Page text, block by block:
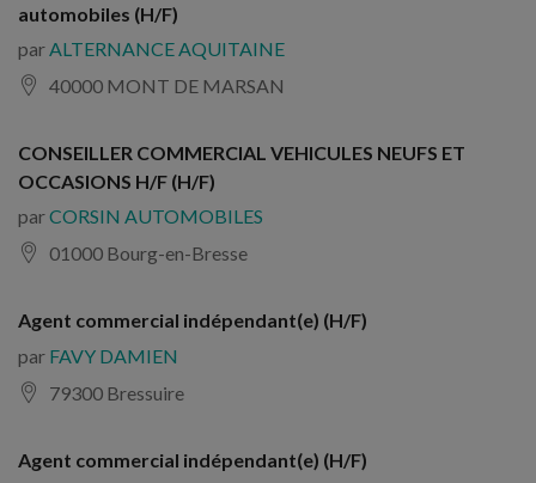
automobiles (H/F)
parALTERNANCE AQUITAINE
40000 MONT DE MARSAN
CONSEILLER COMMERCIAL VEHICULES NEUFS ET
OCCASIONS H/F (H/F)
parCORSIN AUTOMOBILES
01000 Bourg-en-Bresse
Agent commercial indépendant(e) (H/F)
par FAVY DAMIEN
79300 Bressuire
Agent commercial indépendant(e) (H/F)